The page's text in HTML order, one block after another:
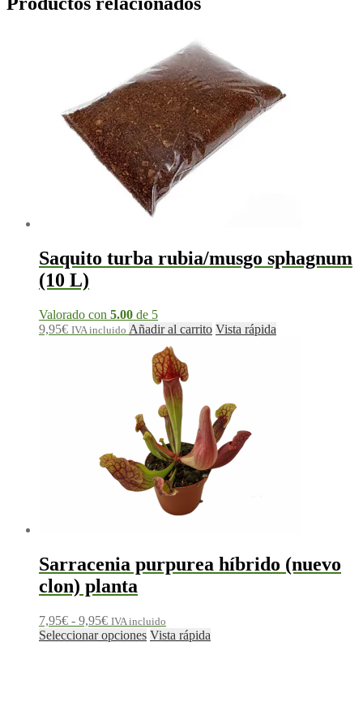
Saquito turba rubia/musgo sphagnum
(10 L)
Valorado con 5.00 de 5
9,95€ IVA incluido Añadir al carrito Vista rápida
Sarracenia purpurea híbrido (nuevo
clon) planta
7,95€ - 9,95€Rango
de
IVA incluido
Seleccionar opciones Este
Vista rápida